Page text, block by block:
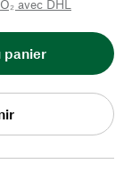
avec DHL
panier